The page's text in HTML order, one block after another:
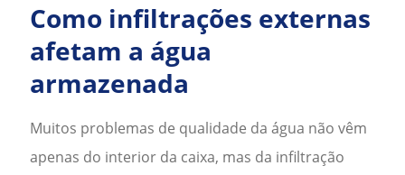
Como infiltrações externas
afetam a água
armazenada
Muitos problemas de qualidade da água não vêm
apenas do interior da caixa, mas da infiltração